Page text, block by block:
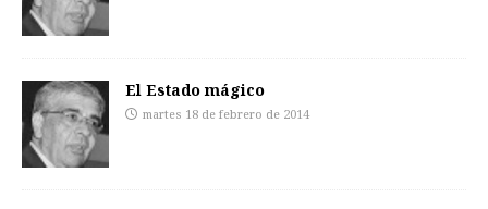
El Estado mágico
martes 18 de febrero de 2014